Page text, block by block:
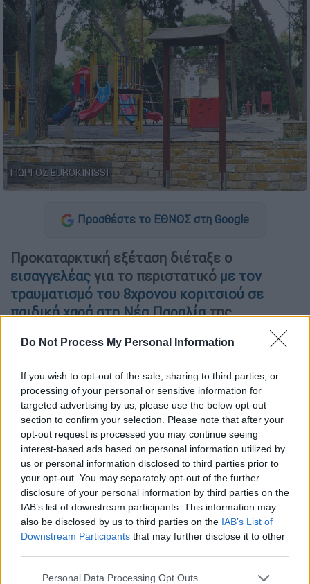
Do Not Process My Personal Information
If you wish to opt-out of the sale, sharing to third parties, or
processing of your personal or sensitive information for
targeted advertising by us, please use the below opt-out
section to confirm your selection. Please note that after your
opt-out request is processed you may continue seeing
interest-based ads based on personal information utilized by
us or personal information disclosed to third parties prior to
your opt-out. You may separately opt-out of the further
disclosure of your personal information by third parties on the
IAB’s list of downstream participants. This information may
also be disclosed by us to third parties on the IAB’s List of
Downstream Participants that may further disclose it to other
Please note that this website/app uses one or more Google
Personal Data Processing Opt Outs
ΓΙΩΡΓΟΣ EUROKINISSI
Προσθέστε το ΕΘΝΟΣ στη Google
Προκαταρκτική εξέταση διέταξε ο
εισαγγελέας για το περιστατικό με τον
τραυματισμό του 8χρονου κοριτσιού σε
παιδική χαρά στη Νέα Παραλίατης
τσουλήθρα.
Ελεύθερος ο προϊστάμενος του
Τμήματος Συντήρησης Δημοτικών
Κτιρίων
Σύμφωνα με το ΑΠΕ-ΜΠΕ, ενόψει της
έρευνας ο εισαγγελικός λειτουργός έδωσε
εντολή να αφεθεί ελεύθερος ο 62χρονος
προϊστάμενος του Τμήματος Συντήρησης
Δημοτικών Κτιρίων και Κοινοχρήστων
Χώρων του Δήμου Θεσσαλονίκης, ο οποίος
κρατείτο από χθες το βράδυ, όταν
παρουσιάστηκε αυτοβούλως στο